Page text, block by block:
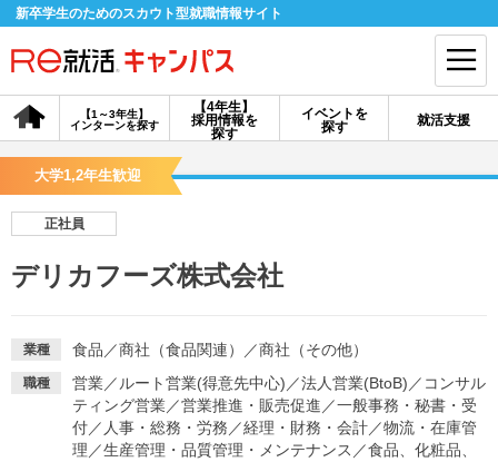
新卒学生のためのスカウト型就職情報サイト
【4年生】
採用情報を
探す
【1～3年生】
インターンを探す
イベントを
探す
就活支援
会員登録 ログイン
探す
イベントを探す スカウト お知らせ
大学1,2年生歓迎
正社員
デリカフーズ株式会社
業種 食品 ／商社（食品関連） ／商社（その他）
職種 営業／ ルート営業(得意先中心) ／法人営業(BtoB) ／ コンサル
ティング営業／営業推進・販売促進 ／一般事務・秘書・受
付／ 人事・総務・労務 ／経理・財務・会計／物流・在庫管
理 ／生産管理・品質管理・メンテナンス ／食品、化粧品、